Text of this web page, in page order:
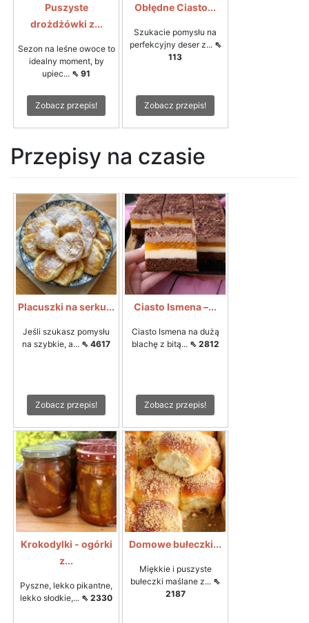
Puszyste
drożdżówki z...
Sezon na leśne owoce to
idealny moment, by
upiec... ⇖ 91
Zobacz przepis!
Obłędne Ciasto...
Szukacie pomysłu na
perfekcyjny deser z... ⇖
113
Zobacz przepis!
Przepisy na czasie
Placuszki na serku...
Jeśli szukasz pomysłu
na szybkie, a... ⇖ 4617
Zobacz przepis!
Ciasto Ismena –...
Ciasto Ismena na dużą
blachę z bitą... ⇖ 2812
Zobacz przepis!
Krokodylki - ogórki
z...
Pyszne, lekko pikantne,
lekko słodkie,... ⇖ 2330
Domowe bułeczki...
Miękkie i puszyste
bułeczki maślane z... ⇖
2187